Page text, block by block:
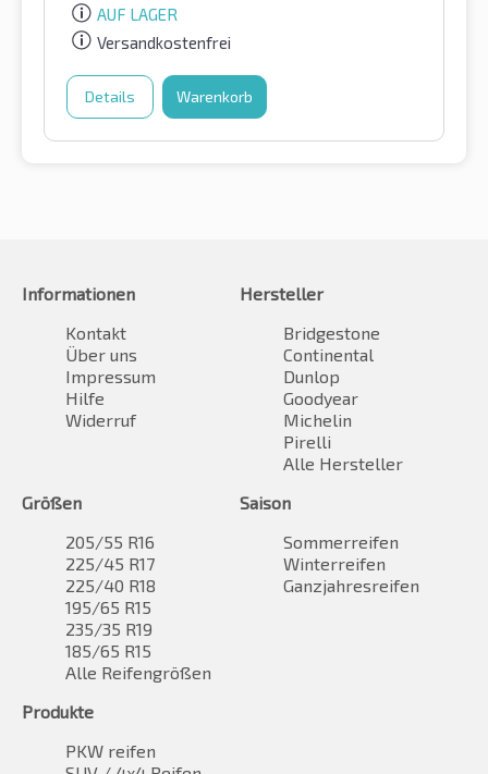
AUF LAGER
Versandkostenfrei
Details Warenkorb
Informationen
Kontakt
Über uns
Impressum
Hilfe
Widerruf
Hersteller
Bridgestone
Continental
Dunlop
Goodyear
Michelin
Pirelli
Alle Hersteller
Größen
205/55 R16
225/45 R17
225/40 R18
195/65 R15
235/35 R19
185/65 R15
Alle Reifengrößen
Saison
Sommerreifen
Winterreifen
Ganzjahresreifen
Produkte
PKW reifen